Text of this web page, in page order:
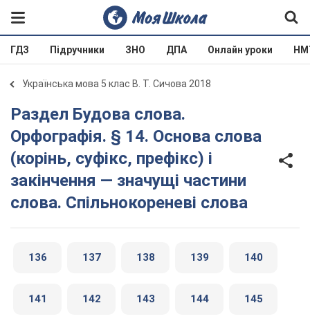
ГДЗ Підручники ЗНО ДПА Онлайн уроки
Українська мова 5 клас В. Т. Сичова 2018
Раздел Будова слова.
Орфографія. § 14. Основа слова
(корінь, суфікс, префікс) і
закінчення — значущі частини
слова. Спільнокореневі слова
136 137 138 139 140
141 142 143 144 145